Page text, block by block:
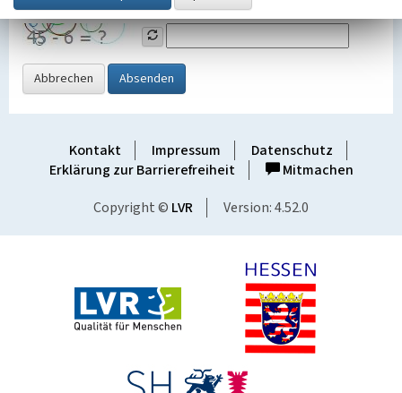
Grafik ein
Abbrechen Absenden
Kontakt Impressum
Datenschutz
Erklärung zur Barrierefreiheit
Mitmachen
Copyright © LVR Version: 4.52.0